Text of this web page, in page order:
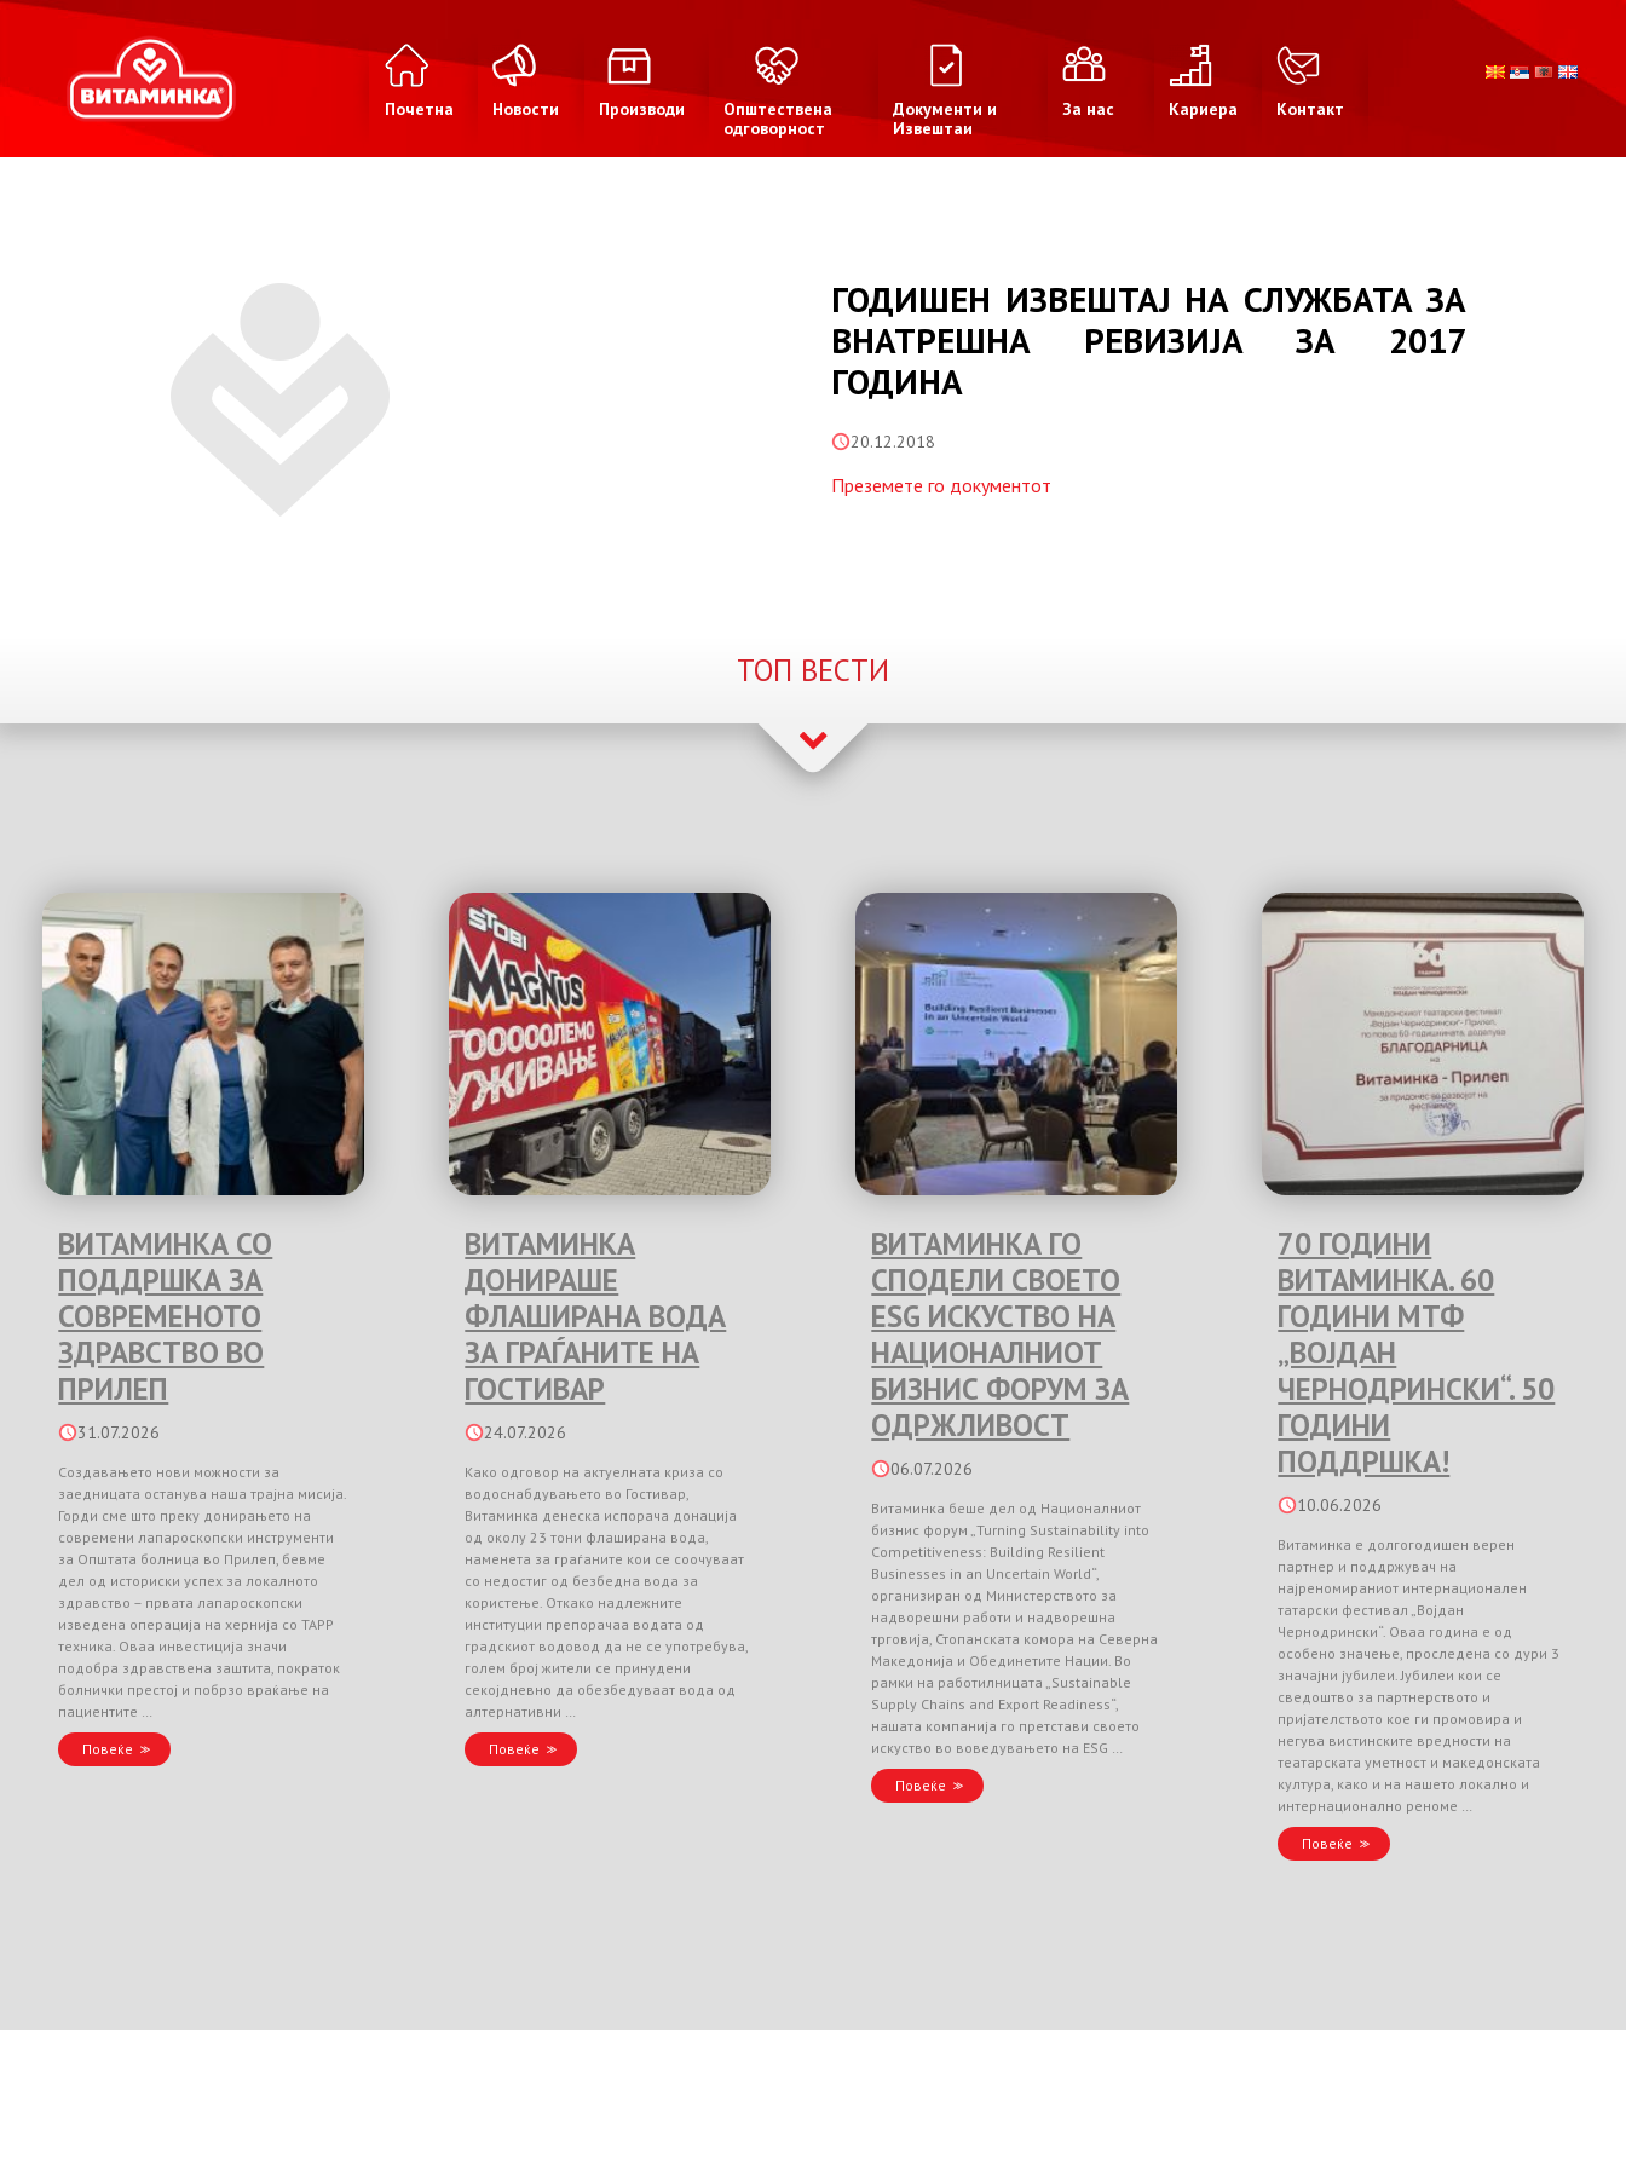
Почетна Новости Производи
Општествена
одговорност
Документи и
Извештаи
За нас Кариера Контакт
ГОДИШЕН ИЗВЕШТАЈ НА СЛУЖБАТА ЗА
ВНАТРЕШНА РЕВИЗИЈА ЗА 2017
ГОДИНА
20.12.2018
Преземете го документот
ТОП ВЕСТИ
ВИТАМИНКА СО
ПОДДРШКА ЗА
СОВРЕМЕНОТО
ЗДРАВСТВО ВО
ПРИЛЕП
31.07.2026
Создавањето нови можности за
заедницата останува наша трајна мисија.
Горди сме што преку донирањето на
современи лапароскопски инструменти
за Општата болница во Прилеп, бевме
дел од историски успех за локалното
здравство – првата лапароскопски
изведена операција на хернија со TAPP
техника. Оваа инвестиција значи
подобра здравствена заштита, пократок
болнички престој и побрзо враќање на
пациентите …
Повеќе
ВИТАМИНКА
ДОНИРАШЕ
ФЛАШИРАНА ВОДА
ЗА ГРАЃАНИТЕ НА
ГОСТИВАР
24.07.2026
Како одговор на актуелната криза со
водоснабдувањето во Гостивар,
Витаминка денеска испорача донација
од околу 23 тони флаширана вода,
наменета за граѓаните кои се соочуваат
со недостиг од безбедна вода за
користење. Откако надлежните
институции препорачаа водата од
градскиот водовод да не се употребува,
голем број жители се принудени
секојдневно да обезбедуваат вода од
алтернативни …
Повеќе
ВИТАМИНКА ГО
СПОДЕЛИ СВОЕТО
ESG ИСКУСТВО НА
НАЦИОНАЛНИОТ
БИЗНИС ФОРУМ ЗА
ОДРЖЛИВОСТ
06.07.2026
Витаминка беше дел од Националниот
бизнис форум „Turning Sustainability into
Competitiveness: Building Resilient
Businesses in an Uncertain World“,
организиран од Министерството за
надворешни работи и надворешна
трговија, Стопанската комора на Северна
Македонија и Обединетите Нации. Во
рамки на работилницата „Sustainable
Supply Chains and Export Readiness“,
нашата компанија го претстави своето
искуство во воведувањето на ESG …
Повеќе
70 ГОДИНИ
ВИТАМИНКА. 60
ГОДИНИ МТФ
„ВОЈДАН
ЧЕРНОДРИНСКИ“. 50
ГОДИНИ
ПОДДРШКА!
10.06.2026
Витаминка е долгогодишен верен
партнер и поддржувач на
најреномираниот интернационален
татарски фестивал „Војдан
Чернодрински“. Оваа година е од
особено значење, проследена со дури 3
значајни јубилеи. Јубилеи кои се
сведоштво за партнерството и
пријателството кое ги промовира и
негува вистинските вредности на
театарската уметност и македонската
култура, како и на нашето локално и
интернационално реноме …
Повеќе